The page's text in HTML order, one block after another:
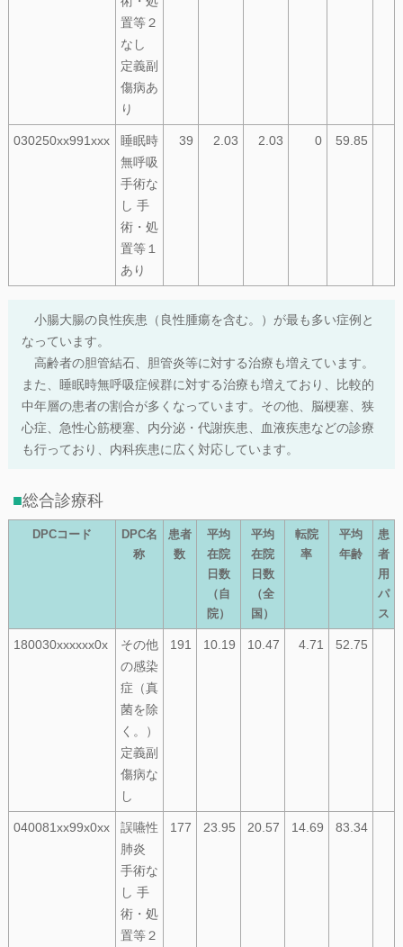
置等２
なし
定義副
傷病あ
り
030250xx991xxx
睡眠時
無呼吸
手術な
し 手
術・処
置等１
あり
39 2.03 2.03 0 59.85
小腸大腸の良性疾患（良性腫瘍を含む。）が最も多い症例と
なっています。
高齢者の胆管結石、胆管炎等に対する治療も増えています。
また、睡眠時無呼吸症候群に対する治療も増えており、比較的
中年層の患者の割合が多くなっています。その他、脳梗塞、狭
心症、急性心筋梗塞、内分泌・代謝疾患、血液疾患などの診療
も行っており、内科疾患に広く対応しています。
総合診療科
DPCコード
DPC名
称
患者
数
平均
在院
日数
（自
院）
平均
在院
日数
（全
国）
転院
率
平均
年齢
患
者
用
パ
ス
180030xxxxxx0x
その他
の感染
症（真
菌を除
く。）
定義副
傷病な
し
191 10.19 10.47 4.71 52.75
040081xx99x0xx
誤嚥性
肺炎
手術な
し 手
術・処
置等２
177 23.95 20.57 14.69 83.34